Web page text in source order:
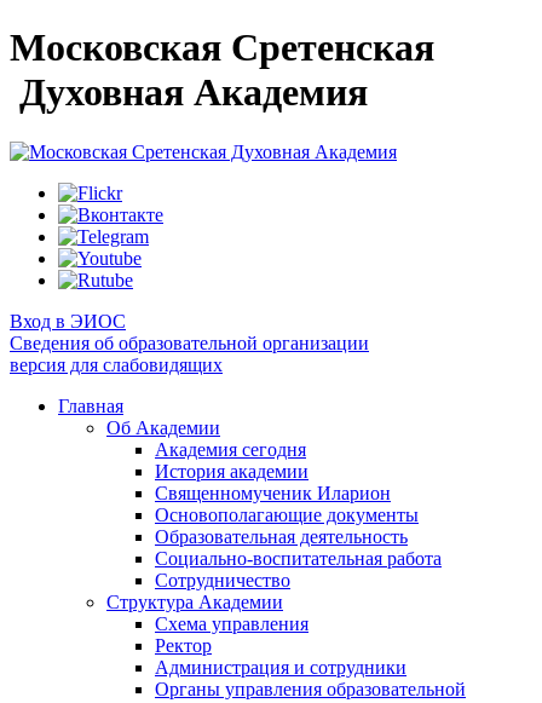
Московская Сретенская
Духовная Академия
Вход в ЭИОС
Сведения об образовательной организации
версия для слабовидящих
Главная
Об Академии
Академия сегодня
История академии
Священномученик Иларион
Основополагающие документы
Образовательная деятельность
Социально-воспитательная работа
Сотрудничество
Структура Академии
Схема управления
Ректор
Администрация и сотрудники
Органы управления образовательной